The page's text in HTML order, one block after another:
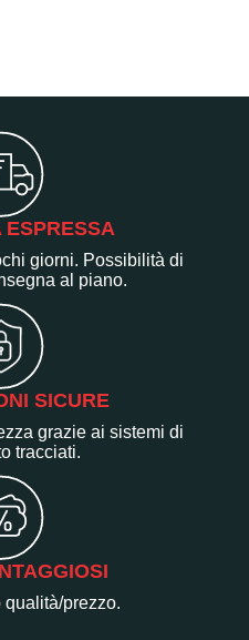
ESPRESSA
giorni. Possibilità di
al piano.
SICURE
grazie ai sistemi di
tracciati.
qualità/prezzo.